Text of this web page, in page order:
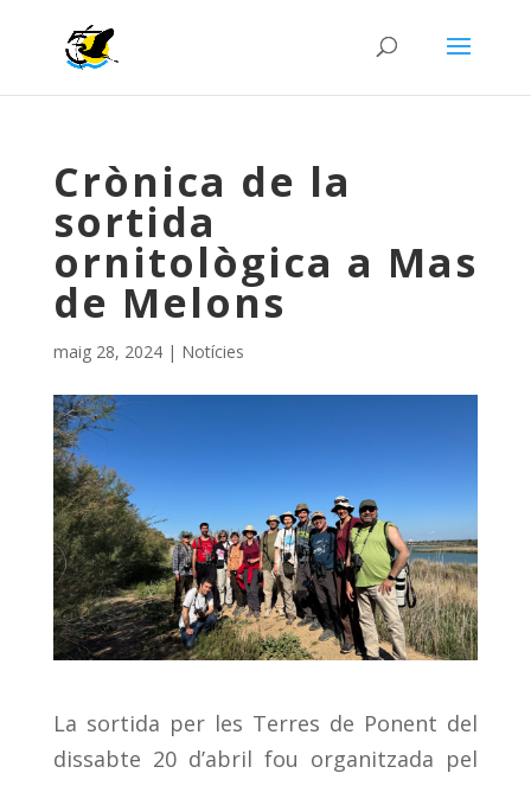
Crònica de la
sortida
ornitològica a Mas
de Melons
maig 28, 2024| Notícies
La sortida per les Terres de Ponent del
dissabte 20 d’abril fou organitzada pel